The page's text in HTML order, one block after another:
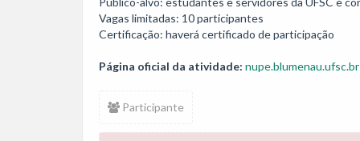
Vagas limitadas: 10 participantes
Certificação: haverá certificado de participação
Página oficial da atividade: nupe.blumenau.ufsc.br
Participante